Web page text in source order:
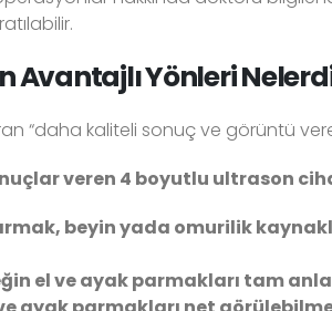
Yönleri
“daha kaliteli sonuç ve görüntü
veren 4 boyutlu ultrason
beyin yada omurilik
el ve ayak parmakları tam